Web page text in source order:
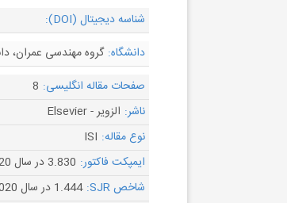
شناسه دیجیتال (DOI):
دانشگاه: گروه مهندسی عمران،
صفحات مقاله انگلیسی: 8
ناشر: الزویر - Elsevier
نوع مقاله: ISI
ایمپکت فاکتور: 3.830 در سال 2020
شاخص SJR:
1.444 در سال 2020